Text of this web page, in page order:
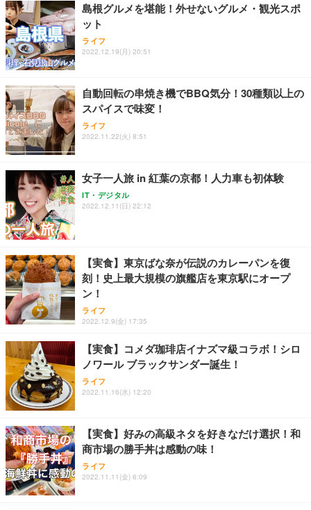
Sezlife オフィスチェア デスクチェア 疲れない テレ
ワーク チェア 強化バックレスト 30度ロッキング機
能 人間工学 椅子 腰サポート 90度跳ね上げ式アーム
務用 おしゃれ パソコンチェア (ブラック)
Sezlife オフィスチェア デスクチェア 疲れない テレ
ワーク チェア 強化バックレスト 30度ロッキング機
能 人間工学 椅子 腰サポート 90度跳ね上げ式アーム
務用 おしゃれ パソコンチェア (ホワイト)
ANDWINT オフィスチェア デスクチェア 肘なし メ
ッシュ 通気性 ランバーサポート付き 腰サポート ガ
【純正品】27"ゲーミングモニター DualSense 充電
フック付き（CFI-ZDM1J）
【整備済み品】Dell E2724HS 27インチ 液晶モニタ
ー フルHD（1920×1080）VA 非光沢 HDMI/DisplayP
ort/VGA スピーカー内蔵 高さ調整 スイベル VESA対
【MiniLED/24.5inch/280Hz/FHD】GRAPHT THE S
HOOTER Gaming Monitor 24” Essential ゲーミン
ネオ・ルーライフ ネオ・オムツ L 中型犬用 26枚入
り 単品
Smart Basic(スマートベーシック) 【Amazon.co.jp
限定】 Smart Basic アイリスオーヤマ ペットシーツ
超厚型 お徳用 ワイド 100枚入 (x 1) (ケース販売)
アイリスオーヤマ ペットシーツ 超厚型 お徳用 レギ
島根グルメを堪能！外せないグルメ・観光スポ
ット
ライフ
2022.12.19(月) 20:51
自動回転の串焼き機でBBQ気分！30種類以上の
スパイスで味変！
ライフ
2022.11.22(火) 8:51
女子一人旅 in 紅葉の京都！人力車も初体験
IT・デジタル
2022.12.11(日) 22:12
【実食】東京ばな奈が伝説のカレーパンを復
刻！史上最大規模の旗艦店を東京駅にオープ
ン！
ライフ
2022.12.9(金) 17:35
【実食】コメダ珈琲店イナズマ級コラボ！シロ
ノワール ブラックサンダー誕生！
ライフ
2022.11.16(水) 12:20
【実食】好みの高級ネタを好きなだけ選択！和
商市場の勝手丼は感動の味！
ライフ
2022.11.11(金) 6:09